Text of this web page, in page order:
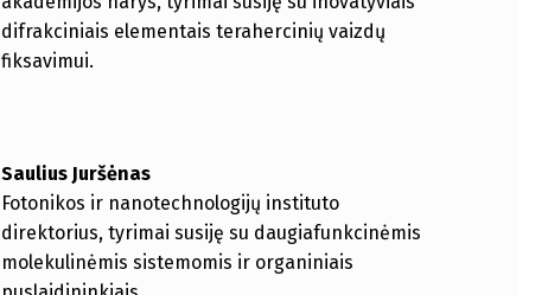
difrakciniais elementais terahercinių vaizdų
fiksavimui.
Saulius Juršėnas
Fotonikos ir nanotechnologijų instituto
direktorius, tyrimai susiję su daugiafunkcinėmis
molekulinėmis sistemomis ir organiniais